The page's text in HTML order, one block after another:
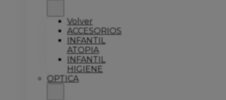
Volver
ACCESORIOS
INFANTIL
ATOPIA
INFANTIL
HIGIENE
OPTICA